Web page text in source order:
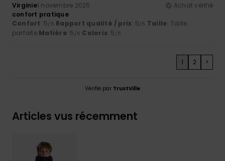
Virginie1 novembre 2025
Achat vérifié
confort pratique
Confort: 5/5 Rapport qualité / prix: 5/5 Taille: Taille
parfaite Matière: 5 /5 Coloris: 5 /5
1 2 >
Vérifié par TrustVille
Articles vus récemment